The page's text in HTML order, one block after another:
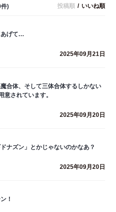
) 投稿順 / いいね順
あげて…
2025年09月21日
合体、そして三体合体するしかない
意されています。
2025年09月20日
ナズン」とかじゃないのかなあ？
2025年09月20日
！